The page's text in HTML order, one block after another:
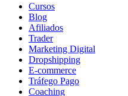
Cursos
Blog
Afiliados
Trader
Marketing Digital
Dropshipping
E-commerce
Tráfego Pago
Coaching